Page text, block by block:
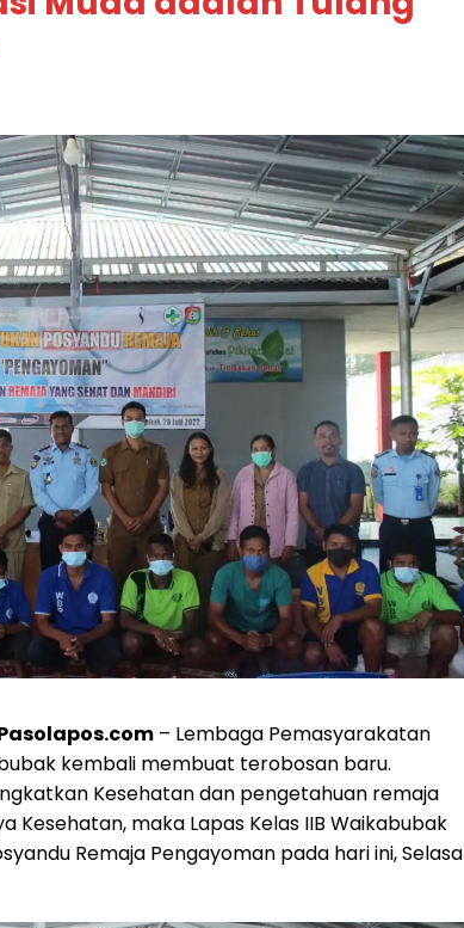
– Lembaga Pemasyarakatan
kembali membuat terobosan baru.
Kesehatan dan pengetahuan remaja
Kesehatan, maka Lapas Kelas IIB Waikabubak
Remaja Pengayoman pada hari ini, Selasa